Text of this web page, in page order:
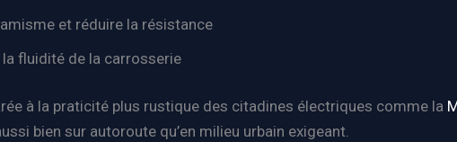
et réduire la résistance
fluidité de la carrosserie
à la praticité plus rustique des citadines électriques comme la
bien sur autoroute qu’en milieu urbain exigeant.